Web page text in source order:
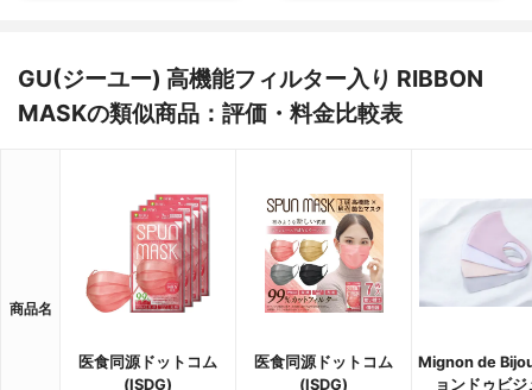
GU(ジーユー) 高機能フィルター入り RIBBON
MASKの類似商品：評価・料金比較表
商品名
医食同源ドットコム
(ISDG)
医食同源ドットコム
(ISDG)
Mignon de
ョンドゥビ